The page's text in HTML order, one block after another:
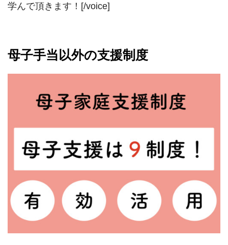
学んで頂きます！[/voice]
母子手当以外の支援制度